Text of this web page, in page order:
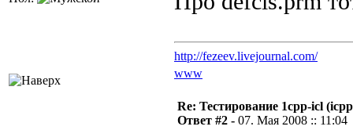
http://fezeev.livejournal.com/
www
Re: Тестирование 1cpp-icl
Ответ #2 - 07. Мая 2008 :: 11:04